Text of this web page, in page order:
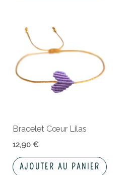
Bracelet Cœur Lilas
12,90€
AJOUTER AU PANIER